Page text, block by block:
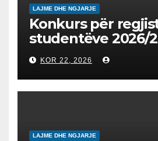
LAJME DHE NGJARJE
Konkurs për
studentëve 2026/
Конкурс за
студенти за 2026/
KOR 22, 2026
LAJME DHE NGJARJE